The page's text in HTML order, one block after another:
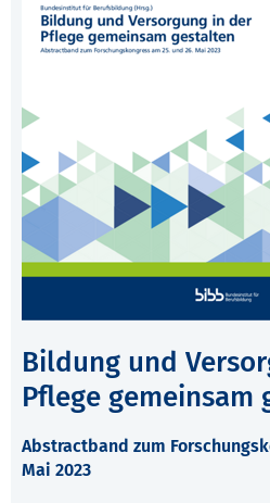
Bildung und
Pflege gemeinsam
Abstractband zum
Mai 2023